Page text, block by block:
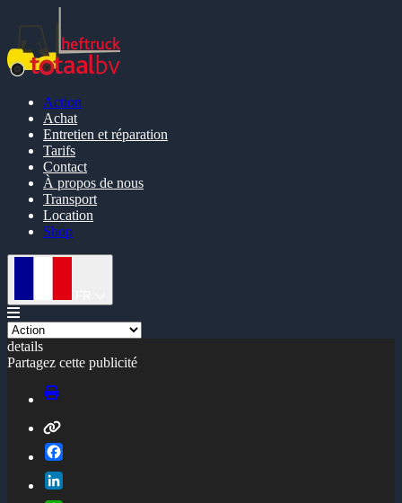
Action
Achat
Entretien et réparation
Tarifs
Contact
À propos de nous
Transport
Location
Shop
details
Partagez cette publicité